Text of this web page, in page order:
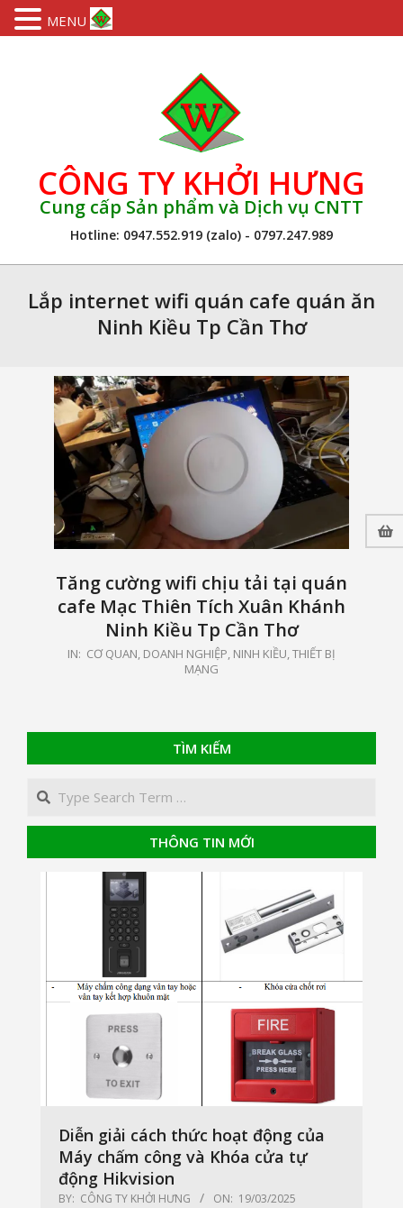
CÔNG TY KHỞI HƯNG
Cung cấp Sản phẩm và Dịch vụ CNTT
Hotline: 0947.552.919 (zalo) - 0797.247.989
NavigationLắp internet wifi quán cafe quán ăn
Ninh Kiều Tp Cần Thơ
Tăng cường wifi chịu tải tại quán
cafe Mạc Thiên Tích Xuân Khánh
Ninh Kiều Tp Cần Thơ
2021-
IN: CƠ QUAN, DOANH NGHIỆP, NINH KIỀU,THIẾT BỊ
MẠNG
TÌM KIẾM
Search
THÔNG TIN MỚI
Diễn giải cách thức hoạt động của
Máy chấm công và Khóa cửa tự
động Hikvision
BY: CÔNG TY KHỞI HƯNG ON: 19/03/2025
MENU